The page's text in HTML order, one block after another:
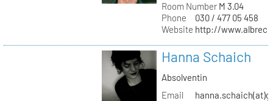
Room NumberM 3.04
Phone
030 / 477 05 458
Website http://
Hanna Schaich
Absolventin
Email